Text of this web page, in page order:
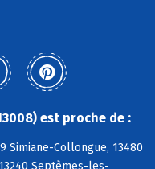
est proche de :
Simiane-Collongue, 13480
Septèmes-les-